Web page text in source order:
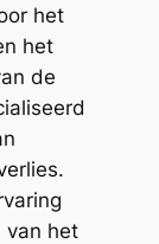
het
het
de
van het